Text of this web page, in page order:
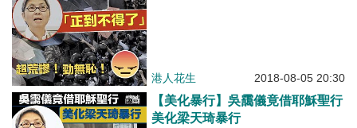
港人花生 2018-08-05 20:30
【美化暴行】吳靄儀竟借耶穌聖行
美化梁天琦暴行